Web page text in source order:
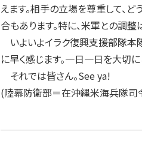
えます。相手の立場を尊重して、
合もあります。特に、米軍との調
いよいよイラク復興支援部隊本
に早く感じます。一日一日を大切
それでは皆さん。See ya!
(陸幕防衛部＝在沖縄米海兵隊司令